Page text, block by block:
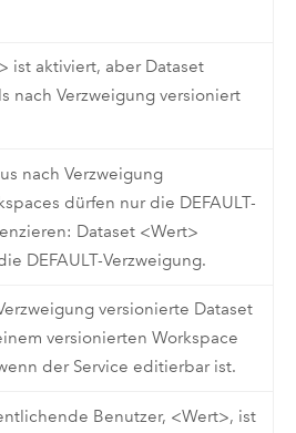
ist aktiviert, aber Dataset
nach Verzweigung versioniert
nach Verzweigung
dürfen nur die DEFAULT-
Dataset <Wert>
DEFAULT-Verzweigung.
versionierte Dataset
versionierten Workspace
der Service editierbar ist.
Benutzer, <Wert>, ist